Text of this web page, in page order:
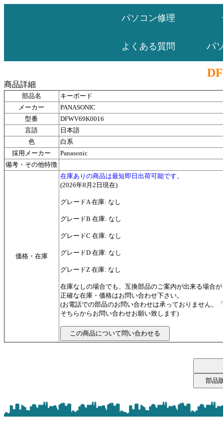
パソコン修理
よくある質問 パ
商品詳細
部品名
キーボード
メーカー
PANASONIC
型番
DFWV69K0016
言語
日本語
色
白系
採用メーカー
Panasonic
備考・その他特徴
価格・在庫
在庫ありの商品は最短即日出荷可能です。
(2026年8月2日現在)
グレードA 在庫: なし
グレードB 在庫: なし
グレードC 在庫: なし
グレードD 在庫: なし
グレードZ 在庫: なし
在庫なしの場合でも、互換部品のご案内が出来る場合
正確な在庫・価格はお問い合わせ下さい。
(お電話での部品のお問い合わせは承っておりません。
そちらからお問い合わせお願い致します)